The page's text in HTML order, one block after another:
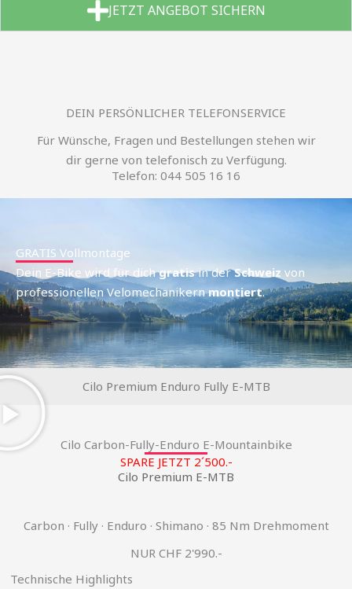
JETZT ANGEBOT SICHERN
DEIN PERSÖNLICHER TELEFONSERVICE
Für Wünsche, Fragen und Bestellungen stehen wir
dir gerne von telefonisch zu Verfügung.
Telefon: 044 505 16 16
GRATIS Vollmontage
Dein E-Bike wird für dichgratisin derSchweiz von
professionellen Velomechanikernmontiert.
Cilo Premium Enduro Fully E-MTB
Cilo Carbon-Fully-Enduro E-Mountainbike
SPARE JETZT 2´500.-
Cilo Premium E-MTB
Carbon · Fully · Enduro · Shimano · 85 Nm Drehmoment
NUR CHF 2'990.-
Technische Highlights